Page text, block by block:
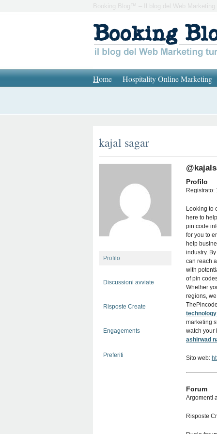
Booking Blog™ – Il blog del Web Marketing
Home Hospitality Online Marketing
kajal sagar
Profilo
Discussioni avviate
Risposte Create
Engagements
Preferiti
Profilo
Registrato:
Looking to
here to
pin code
for you to
help
industry.
can reach
with
of pin
Whether
regions,
marketing
watch your
ashirwad
Sito web:
Forum
Argomenti
Risposte